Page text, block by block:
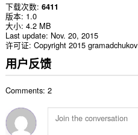
下载次数 6411
版本 1.0
大小 4.2 MB
Last update Nov. 20, 2015
许可证 Copyright 2015 gramadchukov
用户反馈
Comments: 2